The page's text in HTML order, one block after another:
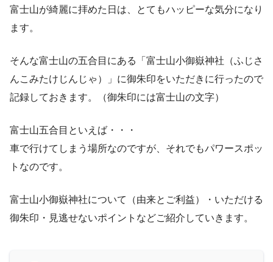
富士山が綺麗に拝めた日は、とてもハッピーな気分になり
ます。
そんな富士山の五合目にある「富士山小御嶽神社（ふじさ
んこみたけじんじゃ）」に御朱印をいただきに行ったので
記録しておきます。（御朱印には富士山の文字）
富士山五合目といえば・・・
車で行けてしまう場所なのですが、それでもパワースポッ
トなのです。
富士山小御嶽神社について（由来とご利益）・いただける
御朱印・見逃せないポイントなどご紹介していきます。